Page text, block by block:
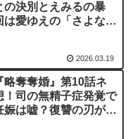
の決別とえみるの暴
愛ゆえの「さよな
2026.03.19
略奪奪婚』第10話ネ
！司の無精子症発覚で
娠は嘘？復讐の刃が迫